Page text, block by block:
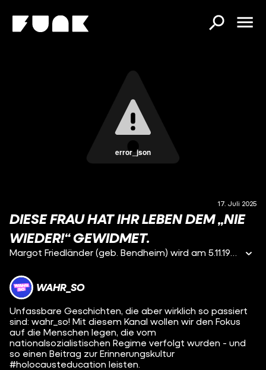
error_json
17. Juli 2025
DIESE FRAU HAT IHR LEBEN DEM „NIE
WIEDER!“ GEWIDMET.
Margot Friedländer (geb. Bendheim) wird am 5.11.1921 in Berlin geboren. Sie ist 11 Jahre alt als die Naz1s an die Macht kommen. Sie erlebt Schreckliches, verliert ihren Bruder und ihre Mutter. Sie selbst überlebt den Holocaust und engagierte sich im hohen Alter viele Jahre für die Versöhnung. Anfang Mai ist Margot Friedländer in Berlin gestorben. Sie hinterlässt ihre wichtigste Botschaft: Seid Menschen. Im April 1944 gerät sie in die Fänge sogenannter jüdischer Greifer:innen – und wird nach Theresienstadt deportiert. Dort trifft sie Adolf Friedländer wieder, den sie bereits vom Jüdischen Kulturbund kannte. Die beiden überleben das Lager und emigrieren 1946 gemeinsam in die USA, nach New York.
WAHR_SO
Unfassbare Geschichten, die aber wirklich so passiert
sind: wahr_so! Mit diesem Kanal wollen wir den Fokus
auf die Menschen legen, die vom
nationalsozialistischen Regime verfolgt wurden - und
so einen Beitrag zur Erinnerungskultur
#holocausteducation leisten.